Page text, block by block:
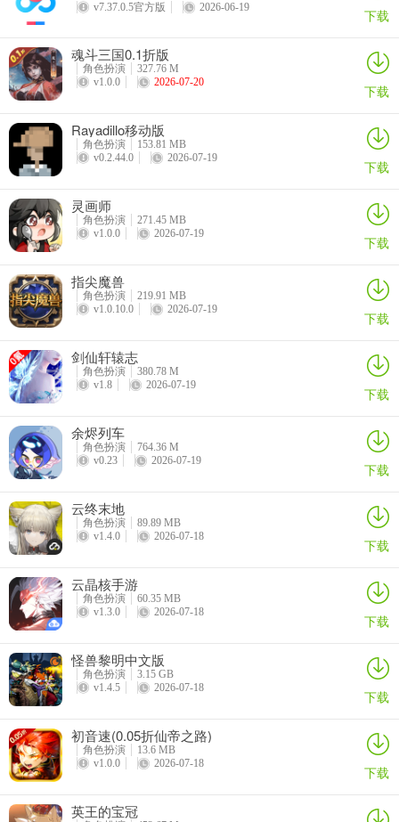
v7.37.0.5官方版
2026-06-19 下载
魂斗三国0.1折版
角色扮演
327.76 M
v1.0.0
2026-07-20 下载
Rayadillo移动版
角色扮演
153.81 MB
v0.2.44.0
2026-07-19 下载
灵画师
角色扮演
271.45 MB
v1.0.0
2026-07-19 下载
指尖魔兽
角色扮演
219.91 MB
v1.0.10.0
2026-07-19 下载
剑仙轩辕志
角色扮演
380.78 M
v1.8
2026-07-19 下载
余烬列车
角色扮演
764.36 M
v0.23
2026-07-19 下载
云终末地
角色扮演
89.89 MB
v1.4.0
2026-07-18 下载
云晶核手游
角色扮演
60.35 MB
v1.3.0
2026-07-18 下载
怪兽黎明中文版
角色扮演
3.15 GB
v1.4.5
2026-07-18 下载
初音速(0.05折仙帝之路)
角色扮演
13.6 MB
v1.0.0
2026-07-18 下载
英王的宝冠